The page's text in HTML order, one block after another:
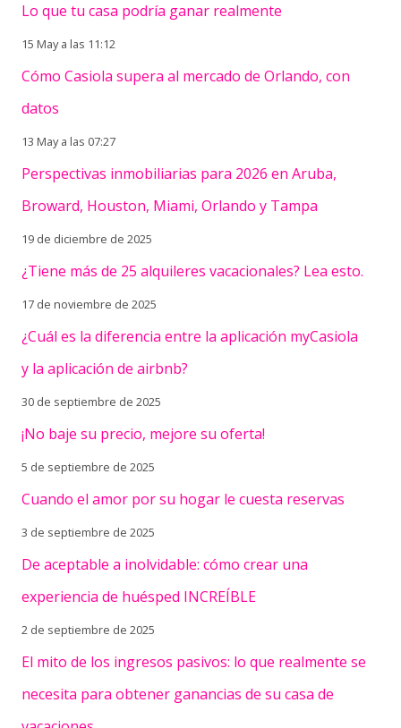
Lo que tu casa podría ganar realmente
15 May a las 11:12
Cómo Casiola supera al mercado de Orlando, con
datos
13 May a las 07:27
Perspectivas inmobiliarias para 2026 en Aruba,
Broward, Houston, Miami, Orlando y Tampa
19 de diciembre de 2025
¿Tiene más de 25 alquileres vacacionales? Lea esto.
17 de noviembre de 2025
¿Cuál es la diferencia entre la aplicación myCasiola
y la aplicación de airbnb?
30 de septiembre de 2025
¡No baje su precio, mejore su oferta!
5 de septiembre de 2025
Cuando el amor por su hogar le cuesta reservas
3 de septiembre de 2025
De aceptable a inolvidable: cómo crear una
experiencia de huésped INCREÍBLE
2 de septiembre de 2025
El mito de los ingresos pasivos: lo que realmente se
necesita para obtener ganancias de su casa de